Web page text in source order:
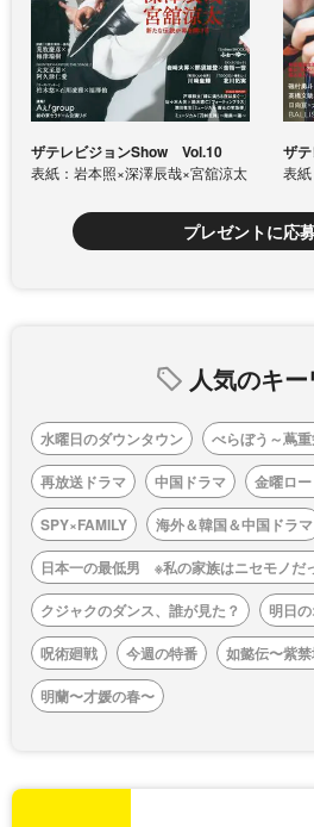
ザテレビジョンShow Vol.10
表紙：岩本照×深澤辰哉×宮舘涼太
ザ
表
プレゼントに応
人気のキ
水曜日のダウンタウン べらぼう～蔦
再放送ドラマ
中国ドラマ
金曜ロ
SPY×FAMILY
海外＆韓国＆中国ドラマ
日本一の最低男 ※私の家族はニセモノだ
クジャクのダンス、誰が見た？
明日
呪術廻戦
今週の特番
如懿伝〜紫
明蘭〜才媛の春〜